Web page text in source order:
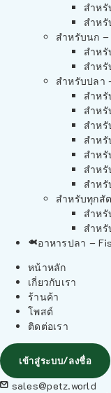
สำหรั
สำหรั
สำหรับนก –
สำหรั
สำหรั
สำหรับปลา
สำหรั
สำหรั
สำหรั
สำหรั
สำหรั
สำหรั
สำหรั
สำหรับทุกสั
สำห
สำห
อาหารปลา –
หน้าหลัก
เกี่ยวกับเรา
ร้านค้า
โพสต์
ติดต่อเรา
เข้าสู่ระบบ/ลงชื่อ
sales@petz.world